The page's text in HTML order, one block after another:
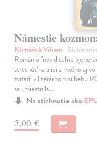
Námestie
Klimáček Viliam |
Román o "neviditeľnej
stretnúť na ulici a možno aj
zvíťazil v literárnom súbehu
sa umiestnila…
Na stiahnutie ako
5,00 €